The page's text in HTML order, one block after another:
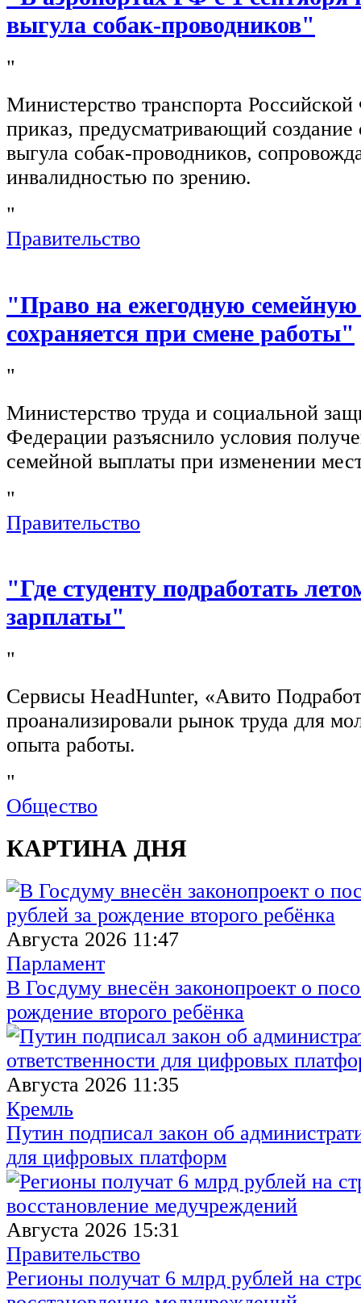
выгула собак-проводников"
"
Министерство транспорта
приказ, предусматривающий создание
выгула собак-проводников,
инвалидностью по зрению.
"
Правительство
"Право на ежегодную
сохраняется при смене работы"
"
Министерство труда и социальной
Федерации разъяснило условия
семейной выплаты при изменении
"
Правительство
"Где студенту подработать
зарплаты"
"
Сервисы HeadHunter, «Авито
проанализировали рынок труда для
опыта работы.
"
Общество
КАРТИНА ДНЯ
Августа 2026 11:47
Парламент
В Госдуму внесён законопроект о
рождение второго ребёнка
Августа 2026 11:35
Кремль
Путин подписал закон об
для цифровых платформ
Августа 2026 15:31
Правительство
Регионы получат 6 млрд рублей на